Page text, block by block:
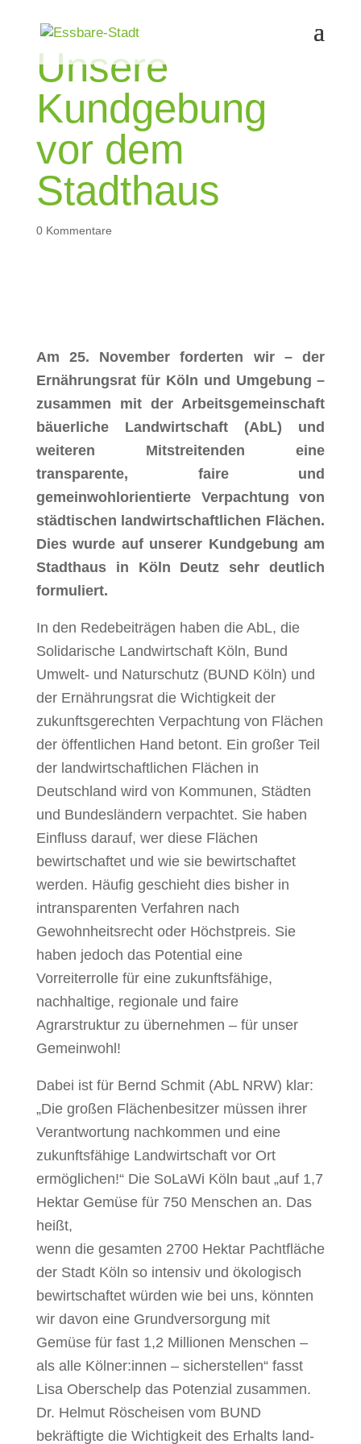
Unsere
Kundgebung
vor dem
Stadthaus
0 Kommentare
Am 25. November forderten wir – der
Ernährungsrat für Köln und Umgebung –
zusammen mit der Arbeitsgemeinschaft
bäuerliche Landwirtschaft (AbL)
und
weiteren Mitstreitendeneine
transparente, faire und
gemeinwohlorientierte Verpachtung von
städtischen landwirtschaftlichen Flächen.
Dies wurde auf unserer Kundgebung am
Stadthaus in Köln Deutz sehr deutlich
formuliert.
In den Redebeiträgen haben die AbL, die
Solidarische Landwirtschaft Köln, Bund
Umwelt- und Naturschutz (BUND Köln) und
der Ernährungsrat die Wichtigkeit der
zukunftsgerechten Verpachtung von Flächen
der öffentlichen Hand betont. Ein großer Teil
der landwirtschaftlichen Flächen in
Deutschland wird von Kommunen, Städten
und Bundesländern verpachtet. Sie haben
Einfluss darauf, wer diese Flächen
bewirtschaftet und wie sie bewirtschaftet
werden. Häufig geschieht dies bisher in
intransparenten Verfahren nach
Gewohnheitsrecht oder Höchstpreis. Sie
haben jedoch das Potential eine
Vorreiterrolle für eine zukunftsfähige,
nachhaltige, regionale und faire
Agrarstruktur zu übernehmen – für unser
Gemeinwohl!
Dabei ist für Bernd Schmit (AbL NRW) klar:
„Die großen Flächenbesitzer müssen ihrer
Verantwortung nachkommen und eine
zukunftsfähige Landwirtschaft vor Ort
ermöglichen!“ Die SoLaWi Köln baut „auf 1,7
Hektar Gemüse für 750 Menschen an. Das
heißt,
wenn die gesamten 2700 Hektar Pachtfläche
der Stadt Köln so intensiv und ökologisch
bewirtschaftet würden wie bei uns, könnten
wir davon eine Grundversorgung mit
Gemüse für fast 1,2 Millionen Menschen –
als alle Kölner:innen – sicherstellen“ fasst
Lisa Oberschelp das Potenzial zusammen.
Dr. Helmut Röscheisen vom BUND
bekräftigte die Wichtigkeit des Erhalts land-